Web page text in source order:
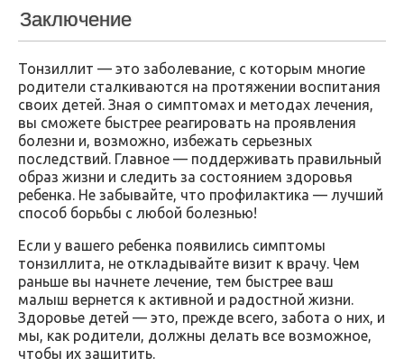
Заключение
Тонзиллит — это заболевание, с которым многие
родители сталкиваются на протяжении воспитания
своих детей. Зная о симптомах и методах лечения,
вы сможете быстрее реагировать на проявления
болезни и, возможно, избежать серьезных
последствий. Главное — поддерживать правильный
образ жизни и следить за состоянием здоровья
ребенка. Не забывайте, что профилактика — лучший
способ борьбы с любой болезнью!
Если у вашего ребенка появились симптомы
тонзиллита, не откладывайте визит к врачу. Чем
раньше вы начнете лечение, тем быстрее ваш
малыш вернется к активной и радостной жизни.
Здоровье детей — это, прежде всего, забота о них, и
мы, как родители, должны делать все возможное,
чтобы их защитить.